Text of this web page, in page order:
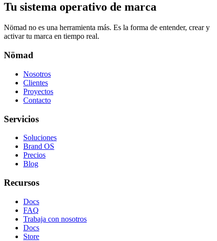
Tu sistema operativo de marca
Nömad no es una herramienta más. Es la forma de entender, crear y
activar tu marca en tiempo real.
Nömad
Nosotros
Clientes
Proyectos
Contacto
Servicios
Soluciones
Brand OS
Precios
Blog
Recursos
Docs
FAQ
Trabaja con nosotros
Docs
Store